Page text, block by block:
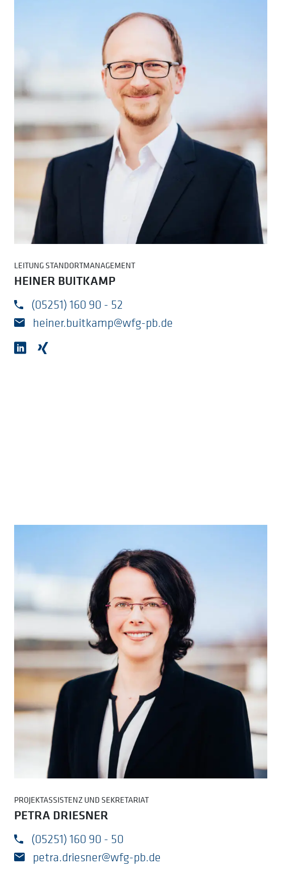
LEITUNG STANDORTMANAGEMENT
HEINER BUITKAMP
(05251) 160 90 - 52
heiner.buitkamp@wfg-pb.de
linkedin besuchen: https://www.linkedin.com/in/
Xing besuchen: https://www.xing.com/profile/
PROJEKTASSISTENZ UND SEKRETARIAT
PETRA DRIESNER
(05251) 160 90 - 50
petra.driesner@wfg-pb.de